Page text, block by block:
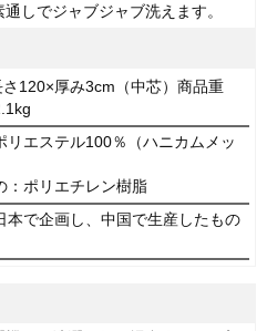
しでジャブジャブ洗えます。
120×厚み3cm（中芯）商品重
リエステル100％（ハニカムメッ
：ポリエチレン樹脂
で企画し、中国で生産したもの